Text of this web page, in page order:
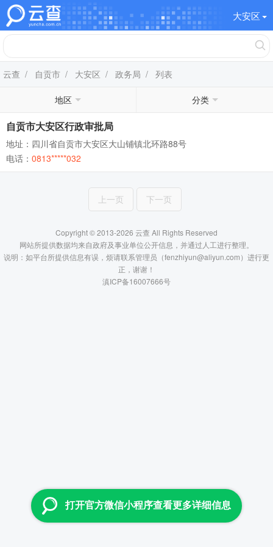
大安区
云查 / 自贡市 / 大安区 / 政务局 / 列表
地区 分类
自贡市大安区行政审批局
地址：四川省自贡市大安区大山铺镇北环路88号
电话： 0813*****032
上一页 下一页
Copyright © 2013-2026 云查 All Rights Reserved
网站所提供数据均来自政府及事业单位公开信息，并通过人工进行整理。
说明：如平台所提供信息有误，烦请联系管理员（fenzhiyun@aliyun.com）进行更
正，谢谢！
滇ICP备16007666号
打开官方微信小程序查看更多详细信息